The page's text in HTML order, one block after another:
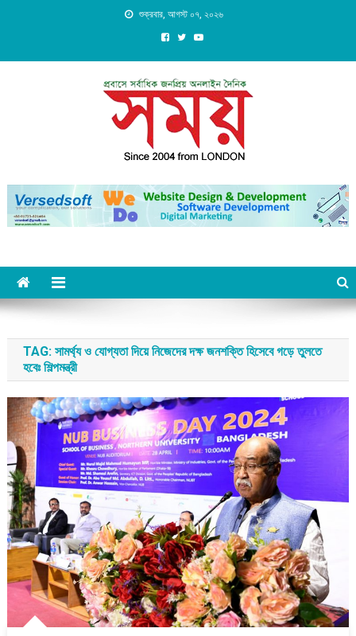
শুক্রবার, আগস্ট ০৭, ২০২৬
Daily Shomoy, Since 2004
from LONDON
TAG: সামর্থ্য ও যোগ্যতা দিয়ে নিজেদের দক্ষ জনশক্তি হিসেবে গড়ে তুলতে
হবেঃ শিল্পমন্ত্রী